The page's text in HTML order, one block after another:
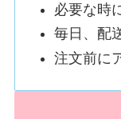
必要な時
毎日、配
注文前に